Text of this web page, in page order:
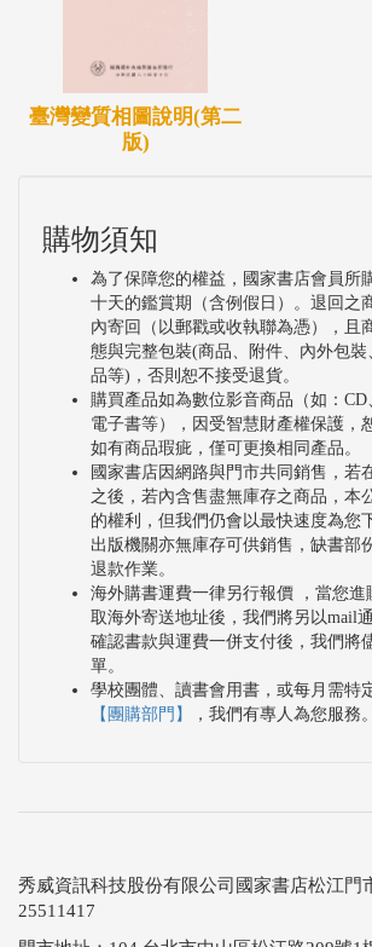
臺灣變質相圖說明(第二
版)
購物須知
為了保障您的權益，國家書店會員所
十天的鑑賞期（含例假日）。退回之
內寄回（以郵戳或收執聯為憑），且
態與完整包裝(商品、附件、內外包
品等)，否則恕不接受退貨。
購買產品如為數位影音商品（如：CD
電子書等），因受智慧財產權保護，
如有商品瑕疵，僅可更換相同產品。
國家書店因網路與門市共同銷售，若
之後，若內含售盡無庫存之商品，本
的權利，但我們仍會以最快速度為您
出版機關亦無庫存可供銷售，缺書部
退款作業。
海外購書運費一律另行報價 ，當您進
取海外寄送地址後，我們將另以mail
確認書款與運費一併支付後，我們將
單。
學校團體、讀書會用書，或每月需特
【團購部門】
，我們有專人為您服務。
秀威資訊科技股份有限公司國家書店松江
25511417